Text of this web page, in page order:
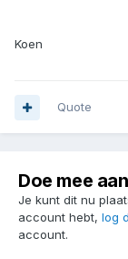
Koen
Quote
Doe mee
Je kunt dit nu
account hebt, log
account.